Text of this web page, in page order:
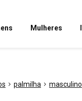
Mulheres
palmilha masculino